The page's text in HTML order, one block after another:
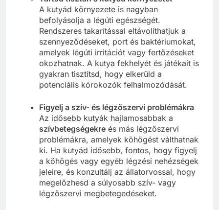
A kutyád környezete is nagyban
befolyásolja a légúti egészségét.
Rendszeres takarítással eltávolíthatjuk a
szennyeződéseket, port és baktériumokat,
amelyek légúti irritációt vagy fertőzéseket
okozhatnak. A kutya fekhelyét és játékait is
gyakran tisztítsd, hogy elkerüld a
potenciális kórokozók felhalmozódását.
Figyelj a szív- és légzőszervi problémákra
Az idősebb kutyák hajlamosabbak a
szívbetegségekre és más légzőszervi
problémákra, amelyek köhögést válthatnak
ki. Ha kutyád idősebb, fontos, hogy figyelj
a köhögés vagy egyéb légzési nehézségek
jeleire, és konzultálj az állatorvossal, hogy
megelőzhesd a súlyosabb szív- vagy
légzőszervi megbetegedéseket.